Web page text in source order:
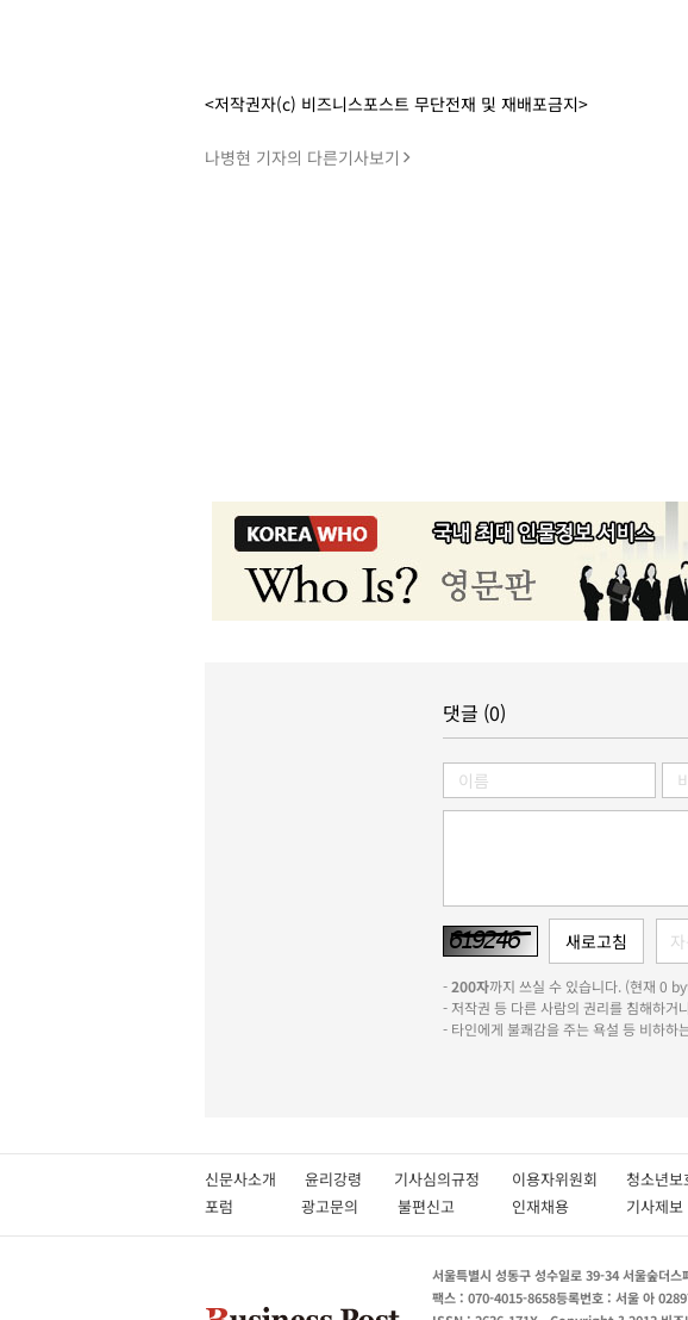
<저작권자(c) 비즈니스포스트 무단전재 및 재배포금지>
나병현 기자의 다른기사보기
댓글 (0)
-200자까지 쓰실 수 있습니다. (현재 0
- 저작권 등 다른 사람의 권리를 침해하거
- 타인에게 불쾌감을 주는 욕설 등 비하하
신문사소개 윤리강령 기사심의규정 이용자위원회 청소년
포럼
광고문의 불편신고 인재채용 기사
서울특별시 성동구 성수일로 39-34 서울숲더
팩스 : 070-4015-8658등록번호 : 서울 아